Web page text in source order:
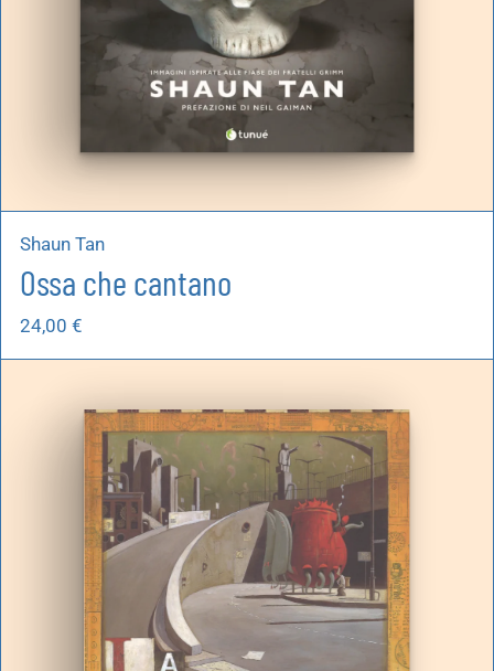
Shaun Tan
Ossa che cantano
24,00 €